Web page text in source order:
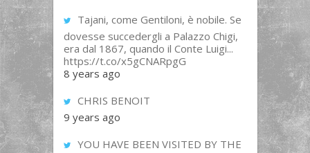
Tajani, come Gentiloni, è nobile. Se
dovesse succedergli a Palazzo Chigi,
era dal 1867, quando il Conte Luigi...
https://t.co/x5gCNARpgG
8 years ago
CHRIS BENOIT
9 years ago
YOU HAVE BEEN VISITED BY THE